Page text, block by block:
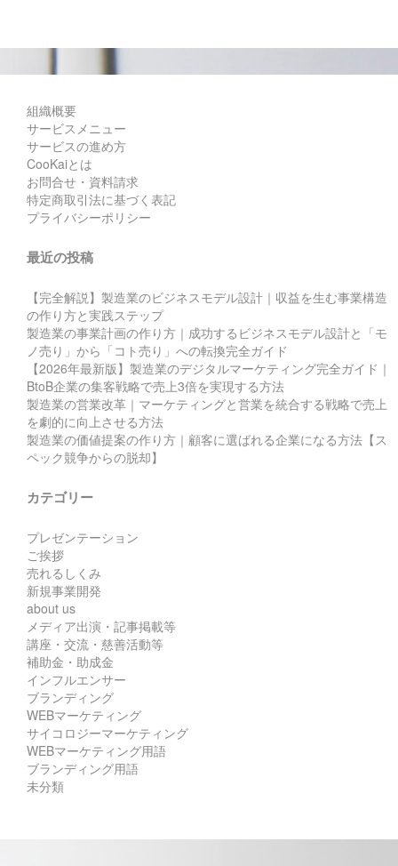
組織概要
サービスメニュー
サービスの進め方
CooKaiとは
お問合せ・資料請求
特定商取引法に基づく表記
プライバシーポリシー
最近の投稿
【完全解説】製造業のビジネスモデル設計｜収益を生む事業構造
の作り方と実践ステップ
製造業の事業計画の作り方｜成功するビジネスモデル設計と「モ
ノ売り」から「コト売り」への転換完全ガイド
【2026年最新版】製造業のデジタルマーケティング完全ガイド｜
BtoB企業の集客戦略で売上3倍を実現する方法
製造業の営業改革｜マーケティングと営業を統合する戦略で売上
を劇的に向上させる方法
製造業の価値提案の作り方｜顧客に選ばれる企業になる方法【ス
ペック競争からの脱却】
カテゴリー
プレゼンテーション
ご挨拶
売れるしくみ
新規事業開発
about us
メディア出演・記事掲載等
講座・交流・慈善活動等
補助金・助成金
インフルエンサー
ブランディング
WEBマーケティング
サイコロジーマーケティング
WEBマーケティング用語
ブランディング用語
未分類